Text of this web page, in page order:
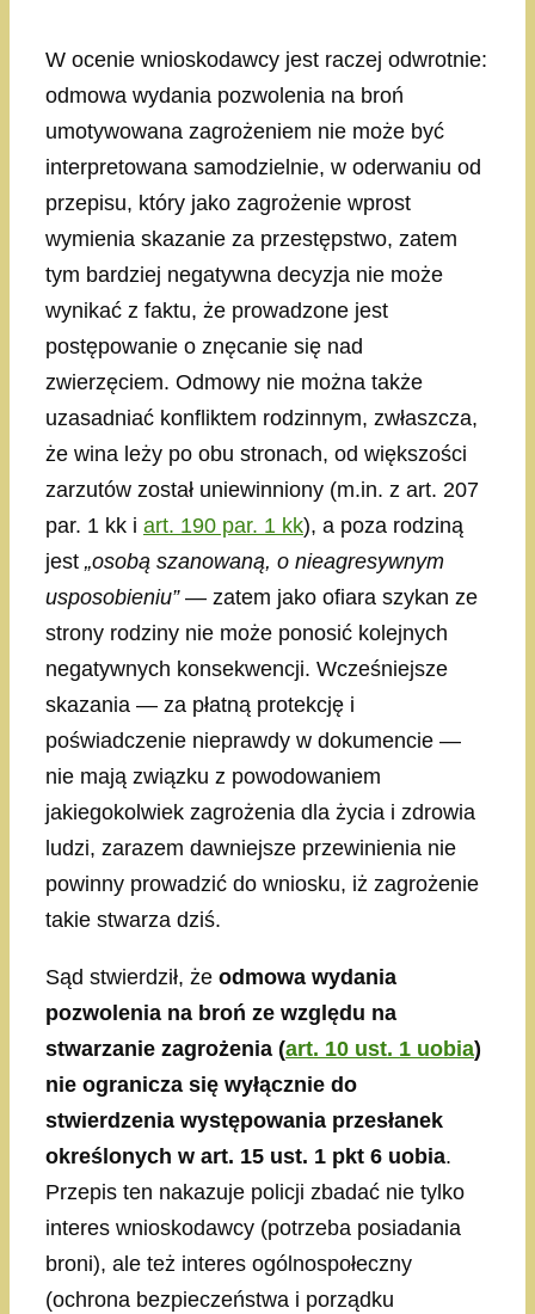
W ocenie wnioskodawcy jest raczej odwrotnie:
odmowa wydania pozwolenia na broń
umotywowana zagrożeniem nie może być
interpretowana samodzielnie, w oderwaniu od
przepisu, który jako zagrożenie wprost
wymienia skazanie za przestępstwo, zatem
tym bardziej negatywna decyzja nie może
wynikać z faktu, że prowadzone jest
postępowanie o znęcanie się nad
zwierzęciem. Odmowy nie można także
uzasadniać konfliktem rodzinnym, zwłaszcza,
że wina leży po obu stronach, od większości
zarzutów został uniewinniony (m.in. z art. 207
par. 1 kk i art. 190 par. 1 kk), a poza rodziną
jest „osobą szanowaną, o nieagresywnym
usposobieniu”— zatem jako ofiara szykan ze
strony rodziny nie może ponosić kolejnych
negatywnych konsekwencji. Wcześniejsze
skazania — za płatną protekcję i
poświadczenie nieprawdy w dokumencie —
nie mają związku z powodowaniem
jakiegokolwiek zagrożenia dla życia i zdrowia
ludzi, zarazem dawniejsze przewinienia nie
powinny prowadzić do wniosku, iż zagrożenie
takie stwarza dziś.
Sąd stwierdził, że odmowa wydania
pozwolenia na broń ze względu na
stwarzanie zagrożenia (art. 10 ust. 1 uobia)
nie ogranicza się wyłącznie do
stwierdzenia występowania przesłanek
określonych w art. 15 ust. 1 pkt 6 uobia.
Przepis ten nakazuje policji zbadać nie tylko
interes wnioskodawcy (potrzeba posiadania
broni), ale też interes ogólnospołeczny
(ochrona bezpieczeństwa i porządku